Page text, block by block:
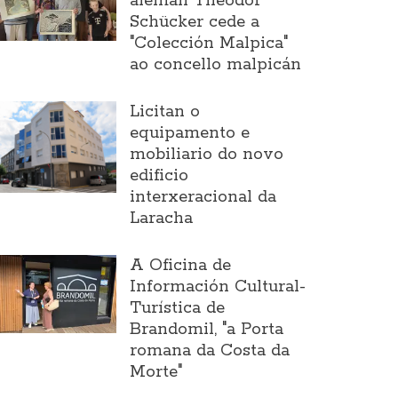
Schücker cede a
"Colección Malpica"
ao concello malpicán
Licitan o
equipamento e
mobiliario do novo
edificio
interxeracional da
Laracha
A Oficina de
Información Cultural-
Turística de
Brandomil, "a Porta
romana da Costa da
Morte"